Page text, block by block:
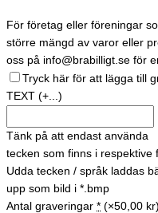
För företag eller föreningar
större mängd av varor eller
oss på info@brabilligt.se för
Tryck här för att lägga till
TEXT (+...)
Tänk på att endast använda
tecken som finns i respektive
Udda tecken / språk laddas
upp som bild i *.bmp
Antal graveringar * (×50,00 kr)